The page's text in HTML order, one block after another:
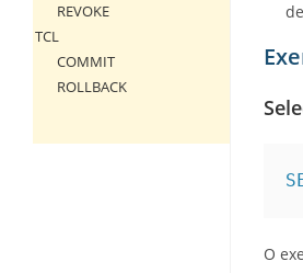
O
REVOKE
TCL
COMMIT
ROLLBACK